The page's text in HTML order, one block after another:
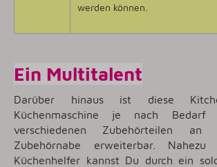
werden können.
Ein Multitalent
Darüber hinaus ist diese
Küchenmaschine je nach
verschiedenen Zubehörteilen an
Zubehörnabe erweiterbar.
Küchenhelfer kannst Du durch ein